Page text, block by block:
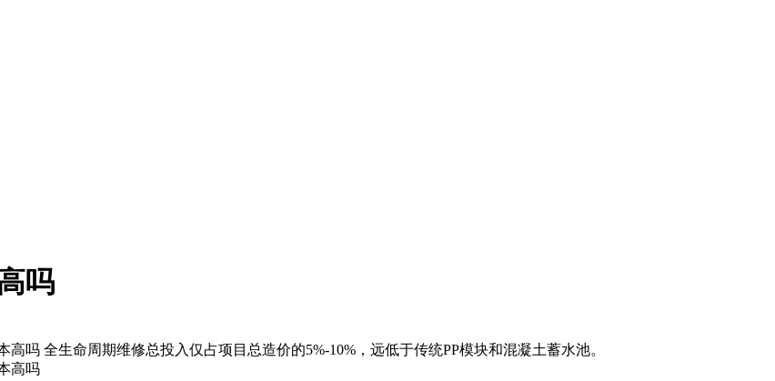
吗
吗 全生命周期维修总投入仅占项目总造价的5%-10%，远低于传统PP模块和混凝土蓄水池‌。
高吗